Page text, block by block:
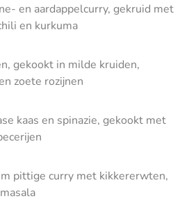
en aardappelcurry, gekruid met
en kurkuma
gekookt in milde kruiden,
zoete rozijnen
kaas en spinazie, gekookt met
pittige curry met kikkererwten,